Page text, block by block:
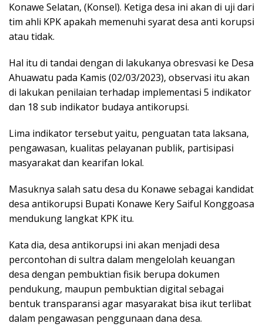
Konawe Selatan, (Konsel). Ketiga desa ini akan di uji dari
tim ahli KPK apakah memenuhi syarat desa anti korupsi
atau tidak.
Hal itu di tandai dengan di lakukanya obresvasi ke Desa
Ahuawatu pada Kamis (02/03/2023), observasi itu akan
di lakukan penilaian terhadap implementasi 5 indikator
dan 18 sub indikator budaya antikorupsi.
Lima indikator tersebut yaitu, penguatan tata laksana,
pengawasan, kualitas pelayanan publik, partisipasi
masyarakat dan kearifan lokal.
Masuknya salah satu desa du Konawe sebagai kandidat
desa antikorupsi Bupati Konawe Kery Saiful Konggoasa
mendukung langkat KPK itu.
Kata dia, desa antikorupsi ini akan menjadi desa
percontohan di sultra dalam mengelolah keuangan
desa dengan pembuktian fisik berupa dokumen
pendukung, maupun pembuktian digital sebagai
bentuk transparansi agar masyarakat bisa ikut terlibat
dalam pengawasan penggunaan dana desa.